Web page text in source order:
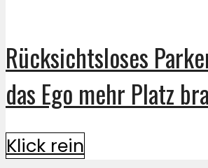
Rücksichtsloses
das Ego mehr Platz
Klick rein